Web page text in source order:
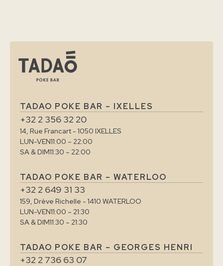
TADAO POKE BAR – IXELLES
+32 2 356 32 20
14, Rue Francart - 1050 IXELLES
LUN-VEN11:00 – 22:00
SA & DIM11:30 – 22:00
TADAO POKE BAR – WATERLOO
+32 2 649 31 33
159, Drève Richelle - 1410 WATERLOO
LUN-VEN11:00 – 21:30
SA & DIM11:30 – 21:30
TADAO POKE BAR – GEORGES HENRI
+32 2 736 63 07